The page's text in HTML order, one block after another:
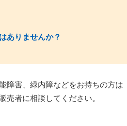
ありませんか？
障害、緑内障などをお持ちの方は
売者に相談してください。